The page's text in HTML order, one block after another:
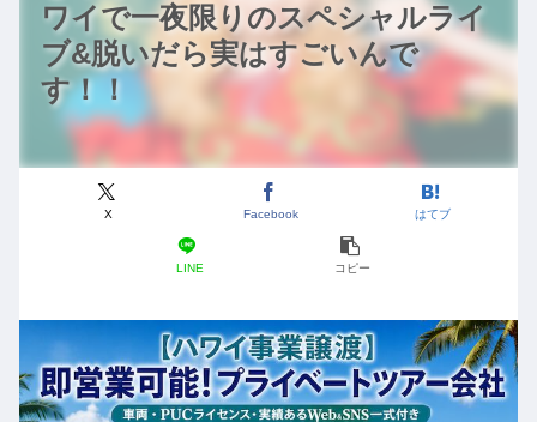
ワイで一夜限りのスペシャルライ
ブ&脱いだら実はすごいんで
す！！
X Facebook はてブ
LINE コピー